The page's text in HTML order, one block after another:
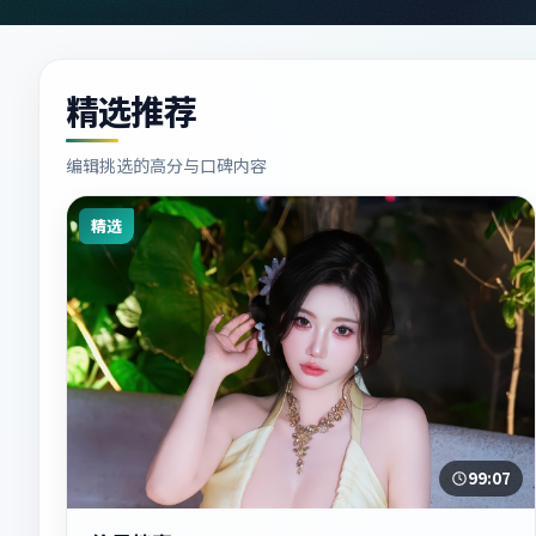
精选推荐
编辑挑选的高分与口碑内容
精选
99:07